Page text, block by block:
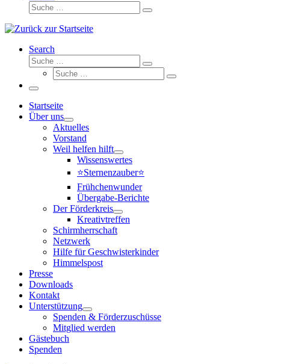
Suche
Suche
Search
Suche
Suche
Suche
Suche
Menü
Startseite
Über uns
Aktuelles
Vorstand
Weil helfen hilft
Wissenswertes
⭐Sternenzauber⭐
Frühchenwunder
Übergabe-Berichte
Der Förderkreis
Kreativtreffen
Schirmherrschaft
Netzwerk
Hilfe für Geschwisterkinder
Himmelspost
Presse
Downloads
Kontakt
Unterstützung
Spenden & Förderzuschüsse
Mitglied werden
Gästebuch
Spenden